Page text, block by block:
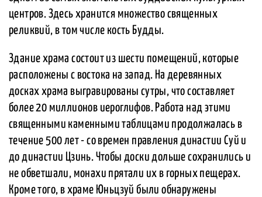
центров. Здесь хранится множество священных
реликвий, в том числе кость Будды.
Здание храма состоит из шести помещений, которые
расположены с востока на запад. На деревянных
досках храма выгравированы сутры, что составляет
более 20 миллионов иероглифов. Работа над этими
священными каменными таблицами продолжалась в
течение 500 лет - со времен правления династии Суй и
до династии Цзинь. Чтобы доски дольше сохранились и
не обветшали, монахи прятали их в горных пещерах.
Кроме того, в храме Юньцзуй были обнаружены